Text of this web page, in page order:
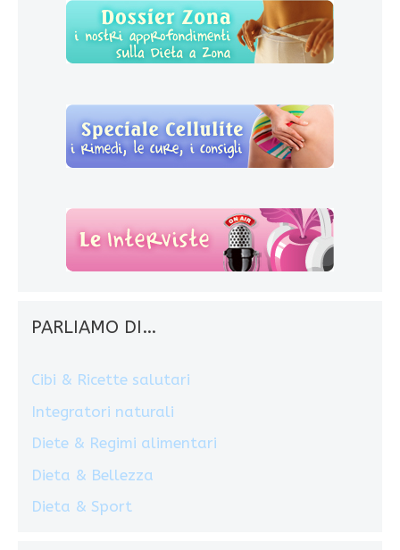
PARLIAMO DI…
Cibi & Ricette salutari
Integratori naturali
Diete & Regimi alimentari
Dieta & Bellezza
Dieta & Sport